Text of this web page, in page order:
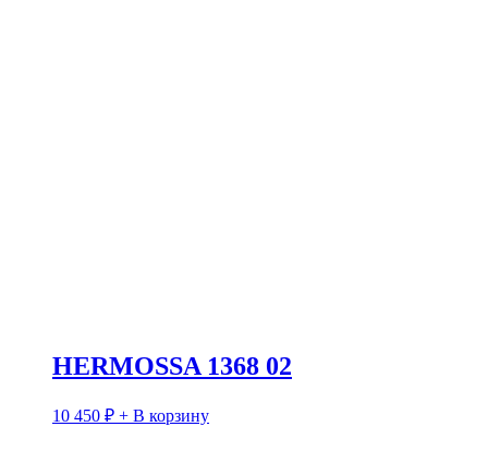
HERMOSSA 1368 02
10 450 ₽ + В корзину